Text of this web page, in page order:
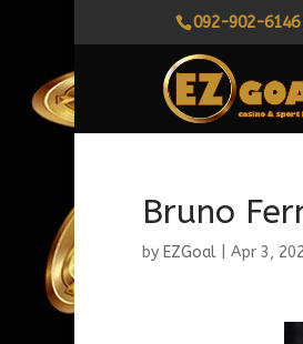
092-902-
Bruno
by EZGoal| Apr 3,